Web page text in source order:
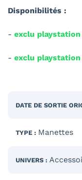
Disponibilités :
- exclu
- exclu
DATE DE SORTIE
TYPE : Manettes
UNIVERS :